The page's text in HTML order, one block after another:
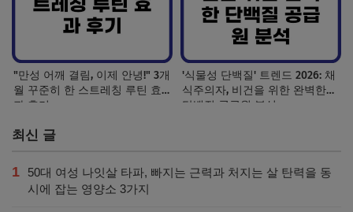
"만성 어깨 결림, 이제 안녕!" 3개
월 꾸준히 한 스트레칭 루틴 효
과 후기
'식물성 단백질' 트렌드 2026: 채
식주의자, 비건을 위한 완벽한
단백질 공급원 분석
최신 글
1
50대 여성 나잇살 타파, 빠지는 근력과 처지는 살 탄력을 동
시에 잡는 영양소 3가지